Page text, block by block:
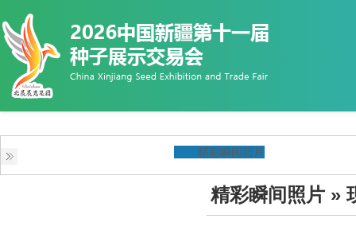
精彩瞬间照片
精彩瞬间照片 »